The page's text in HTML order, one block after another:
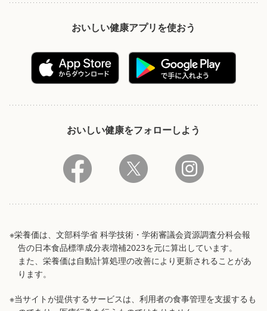
おいしい健康アプリを使おう
おいしい健康をフォローしよう
※栄養価は、文部科学省 科学技術・学術審議会資源調査分科会報
告の日本食品標準成分表増補2023を元に算出しています。
また、栄養価は自動計算処理の改善により更新されることがあ
ります。
※当サイトが提供するサービスは、利用者の食事管理を支援するも